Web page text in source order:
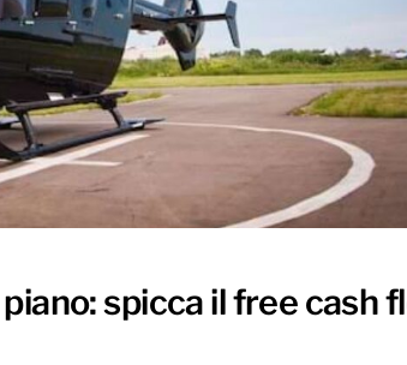
spicca il free cash